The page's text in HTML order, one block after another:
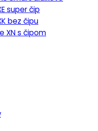
super čip
bez čipu
XN s čipom